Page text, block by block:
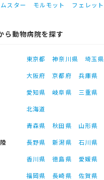
スター モルモット フェレット
ら動物病院を探す
東京都 神奈川県 埼玉県
大阪府 京都府 兵庫県
愛知県 岐阜県 三重県
北海道
青森県 秋田県 山形県
長野県 新潟県 石川県
香川県 徳島県 愛媛県
福岡県 長崎県 佐賀県